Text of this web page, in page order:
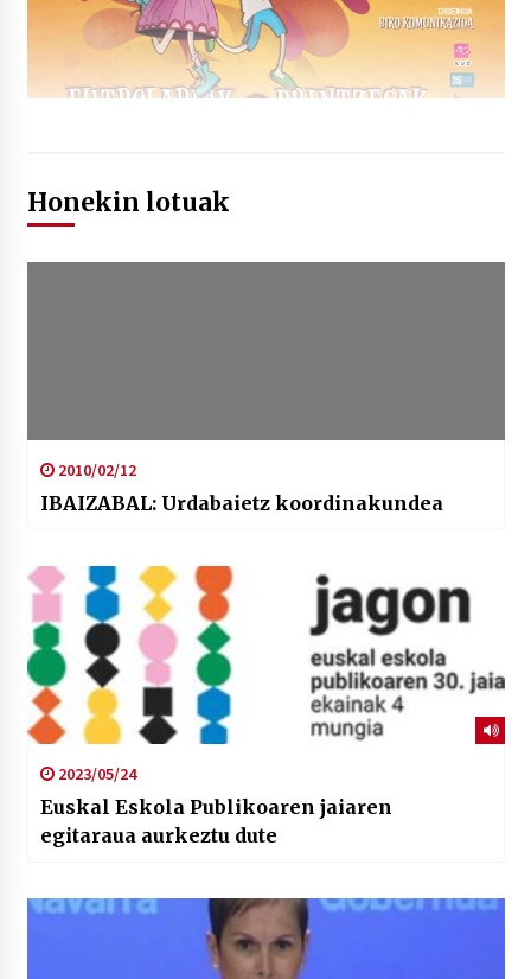
Honekin lotuak
2010/02/12
IBAIZABAL: Urdabaietz koordinakundea
2023/05/24
Euskal Eskola Publikoaren jaiaren
egitaraua aurkeztu dute